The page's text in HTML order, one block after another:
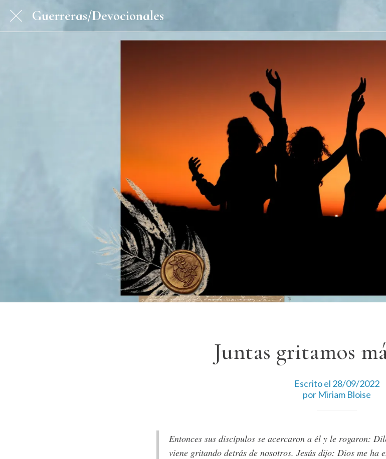
Guerreras/Devocionales
Juntas gritamos
Escrito el 28/09/2022
por Miriam Bloise
Entonces sus discípulos se acercaron a él y le rogaron:
viene gritando detrás de nosotros. Jesús dijo: Dios me ha